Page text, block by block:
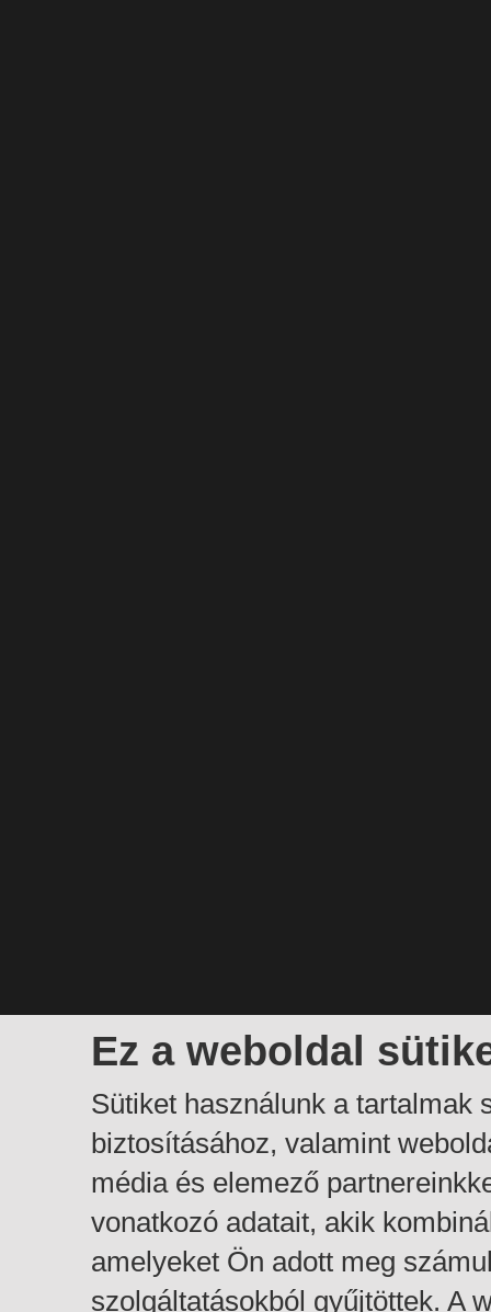
Ez a weboldal
Sütiket használunk a tartalmak
biztosításához, valamint
média és elemező
vonatkozó adatait, akik
amelyeket Ön adott meg
szolgáltatásokból gyűjtöttek. A